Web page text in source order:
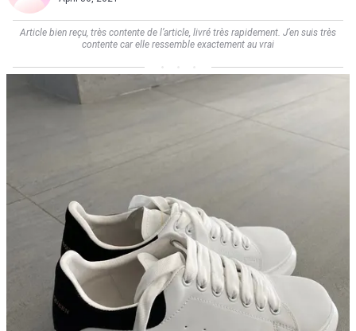
Article bien reçu, très contente de l’article, livré très rapidement. J’en suis très
contente car elle ressemble exactement au vrai